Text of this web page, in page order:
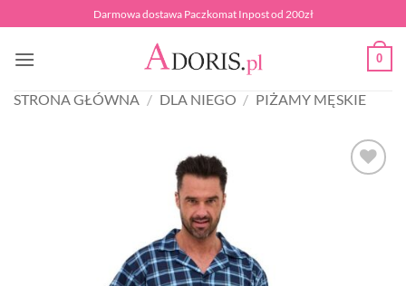
do
zawartości
Darmowa dostawa Paczkomat Inpost od 200zł
0
STRONA GŁÓWNA / DLA NIEGO / PIŻAMY MĘSKIE